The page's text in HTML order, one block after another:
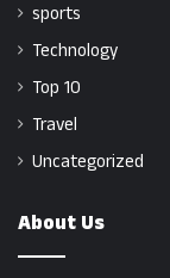
sports
Technology
Top 10
Travel
Uncategorized
About Us